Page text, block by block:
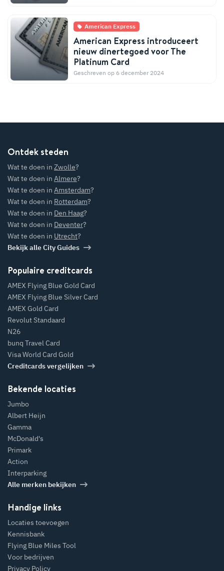
American Express
American Express introduceert
nieuw dinertegoed voor The
Platinum Card
Geschreven op 6 december 2024
Ontdek steden
Wat te doen in Zwolle?
Wat te doen in Almere?
Wat te doen in Amsterdam?
Wat te doen in Rotterdam?
Wat te doen in Den Haag?
Wat te doen in Deventer?
Wat te doen in Utrecht?
Bekijk alle City Guides
Populaire creditcards
AMEX Flying Blue Gold Card
AMEX Flying Blue Silver Card
AMEX Gold Card
Revolut Standaard
N26
bunq Travel Card
Visa World Card Gold
Creditcards vergelijken
Bekende locaties
Jumbo
Albert Heijn
Gamma
McDonald's
Primark
Action
Interparking
Alle merken bekijken
Handige links
Locaties toevoegen
Kennisbank
Flying Blue Miles Tool
Voor bedrijven
Privacy Policy